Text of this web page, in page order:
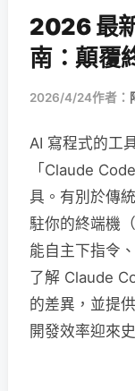
2026 最
南：顛覆
2026/4/24作者：
AI 寫程式的工
「Claude
具。有別於傳
駐你的終端機
能自主下指令
了解 Claude
的差異，並提
開發效率迎來